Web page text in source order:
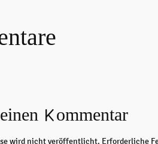
Kommentar
wird nicht veröffentlicht. Erforderliche